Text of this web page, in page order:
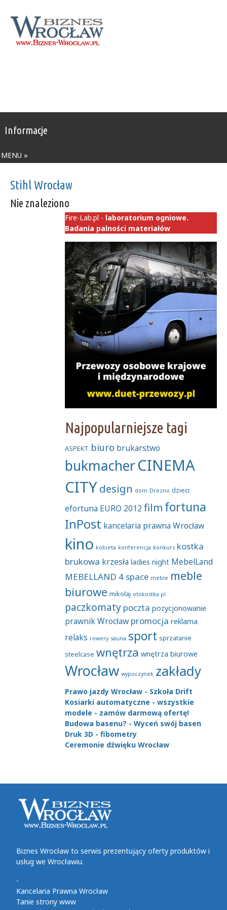
Informacje
MENU »
Stihl Wrocław
Nie znaleziono
Fire-Lab.pl - laboratorium ogniowe.
Badania palności materiałów
Najpopularniejsze tagi
ASPEKT biuro brukarstwo
bukmacherCINEMA
CITYdesign dom Drezno dzieci
efortuna EURO 2012film fortuna
InPost kancelaria prawna Wrocław
kino kobieta konferencja konkurs kostka
brukowa krzesła ladies night MebelLand
MEBELLAND 4 space meble meble
biurowe mikołaj otokostka.pl
paczkomaty poczta pozycjonowanie
prawnik Wrocław promocja reklama
relaks rowery sauna sport sprzatanie
steelcase wnętrza wnętrza biurowe
Wrocław wypoczynek zakłady
Prawo jazdy Wrocław - Szkoła Drift
Kosiarki automatyczne - wszystkie
modele - zamów darmową ofertę!
Budowa basenu? - Wyceń swój basen
Druk 3D - fibometry
Ceremonie dźwięku Wrocław
Biznes Wrocław to serwis prezentujący oferty produktów i
usług we Wrocławiu.
-
Kancelaria Prawna Wrocław
Tanie strony www